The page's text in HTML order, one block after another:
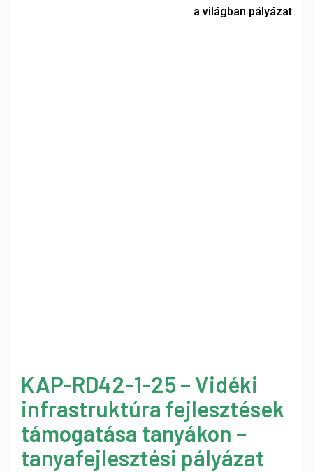
a világban pályázat
KAP-RD42-1-25 – Vidéki
infrastruktúra fejlesztések
támogatása tanyákon –
tanyafejlesztési pályázat